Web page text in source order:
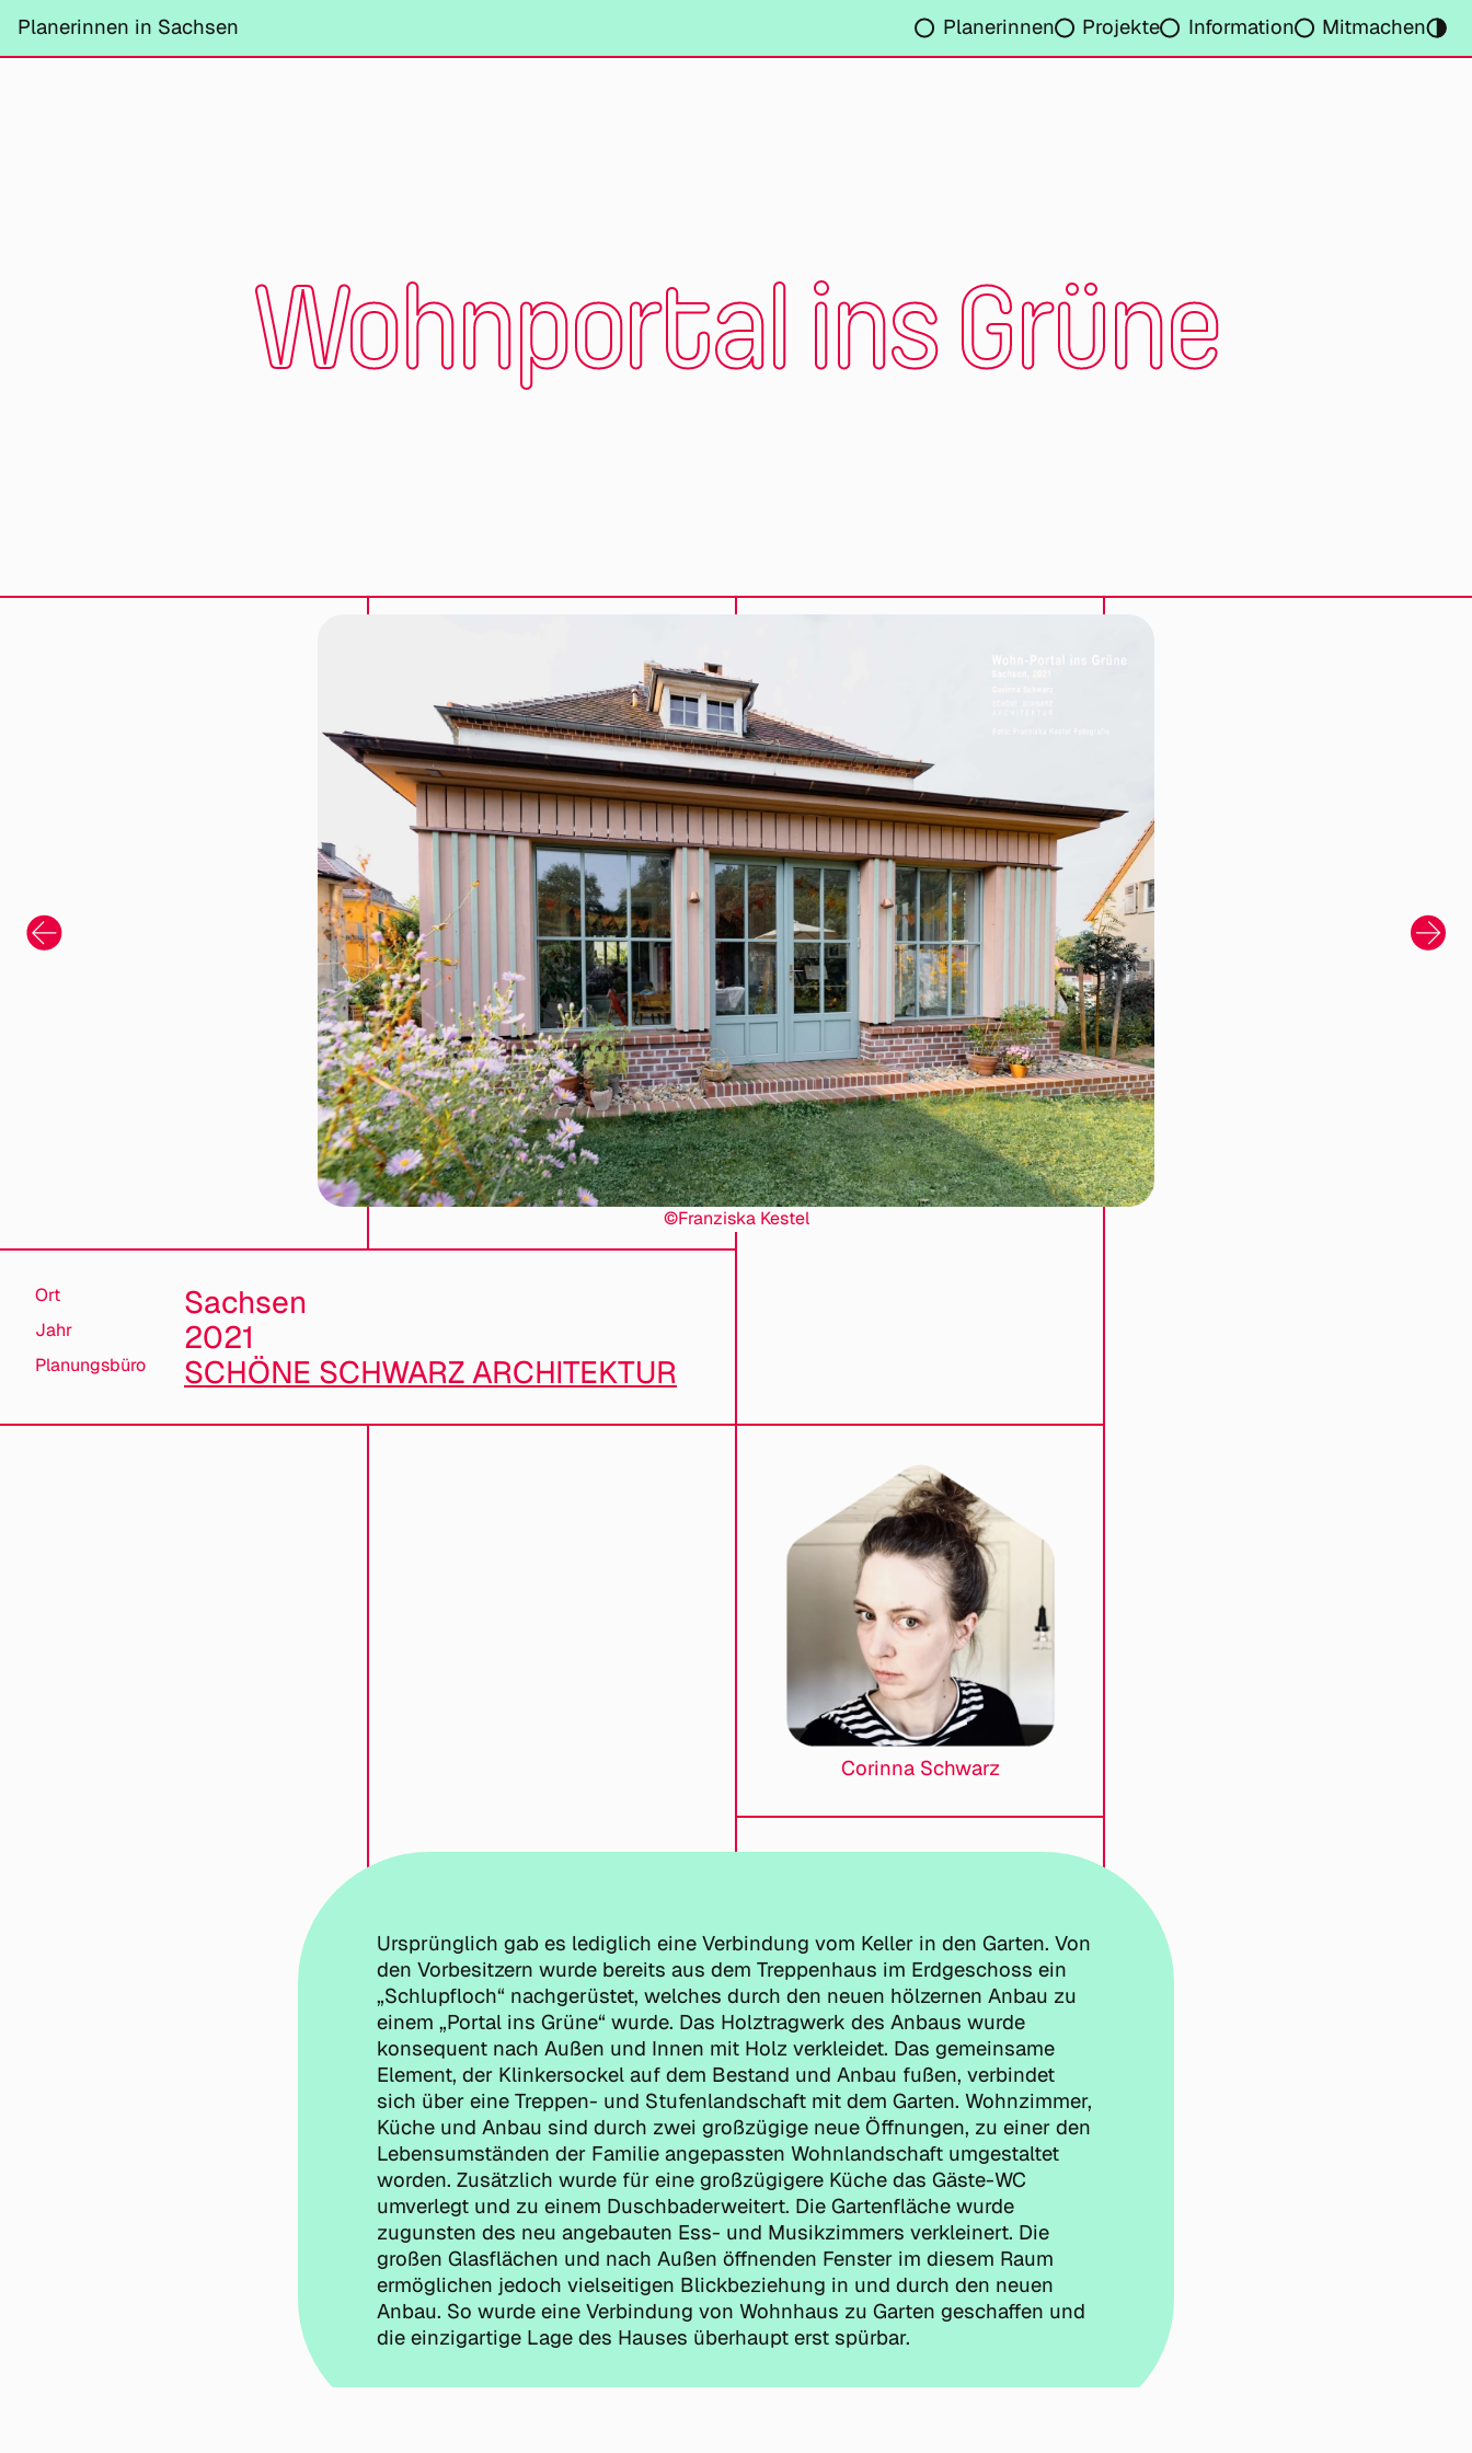
Planerinnen in Sachsen Planerinnen Projekte Information Mitmachen
Wohnportal ins Grüne
©Franziska Kestel
Ort Sachsen
Jahr 2021
Planungsbüro SCHÖNE SCHWARZ ARCHITEKTUR
Corinna Schwarz
Ursprünglich gab es lediglich eine Verbindung vom Keller in den Garten. Von
den Vorbesitzern wurde bereits aus dem Treppenhaus im Erdgeschoss ein
„Schlupfloch“ nachgerüstet, welches durch den neuen hölzernen Anbau zu
einem „Portal ins Grüne“ wurde. Das Holztragwerk des Anbaus wurde
konsequent nach Außen und Innen mit Holz verkleidet. Das gemeinsame
Element, der Klinkersockel auf dem Bestand und Anbau fußen, verbindet
sich über eine Treppen- und Stufenlandschaft mit dem Garten. Wohnzimmer,
Küche und Anbau sind durch zwei großzügige neue Öffnungen, zu einer den
Lebensumständen der Familie angepassten Wohnlandschaft umgestaltet
worden. Zusätzlich wurde für eine großzügigere Küche das Gäste-WC
umverlegt und zu einem Duschbaderweitert. Die Gartenfläche wurde
zugunsten des neu angebauten Ess- und Musikzimmers verkleinert. Die
großen Glasflächen und nach Außen öffnenden Fenster im diesem Raum
ermöglichen jedoch vielseitigen Blickbeziehung in und durch den neuen
Anbau. So wurde eine Verbindung von Wohnhaus zu Garten geschaffen und
die einzigartige Lage des Hauses überhaupt erst spürbar.